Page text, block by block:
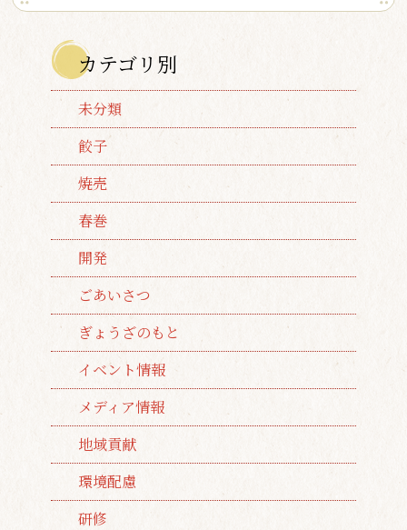
カテゴリ別
未分類
餃子
焼売
春巻
開発
ごあいさつ
ぎょうざのもと
イベント情報
メディア情報
地域貢献
環境配慮
研修